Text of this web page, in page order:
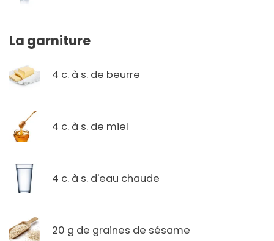
La garniture
4 c. à s. de beurre
4 c. à s. de miel
4 c. à s. d'eau chaude
20 g de graines de sésame